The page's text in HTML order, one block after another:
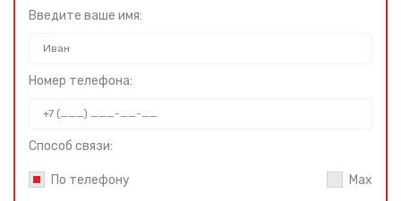
Введите ваше имя:
Номер телефона:
Способ связи:
По телефону Max